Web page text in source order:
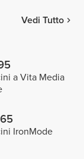
Vedi Tutto
a Vita Media
IronMode